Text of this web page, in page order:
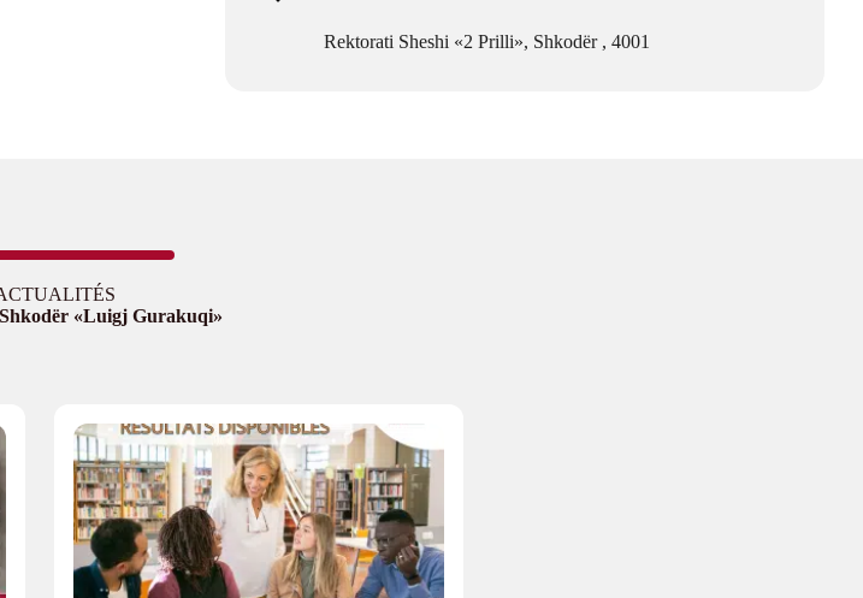
Rektorati Sheshi «2 Prilli», Shkodër , 4001
«Luigj Gurakuqi»